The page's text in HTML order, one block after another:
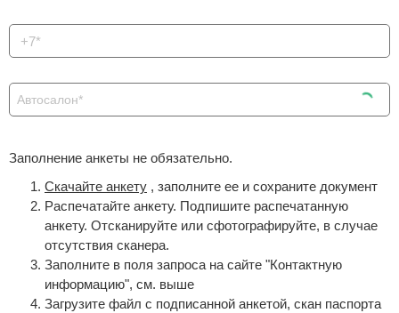
Автосалон*
Заполнение анкеты не обязательно.
Скачайте анкету , заполните ее и сохраните документ
Распечатайте анкету. Подпишите распечатанную
анкету. Отсканируйте или сфотографируйте, в случае
отсутствия сканера.
Заполните в поля запроса на сайте "Контактную
информацию", см. выше
Загрузите файл с подписанной анкетой, скан паспорта